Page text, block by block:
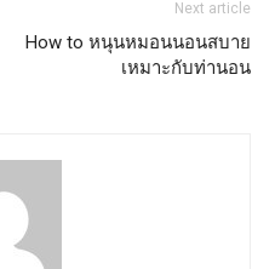
Next article
How to หนุนหมอนนอนสบาย
เหมาะกับท่านอน